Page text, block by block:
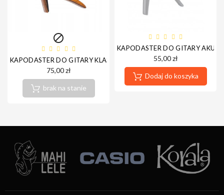

KAPODASTER DO GITARY KLASYCZNEJ ORTEGA OCAPO-WND
75,00 zł
brak na stanie
KAPODASTER DO GITARY
55,00 zł
Dodaj do koszyka